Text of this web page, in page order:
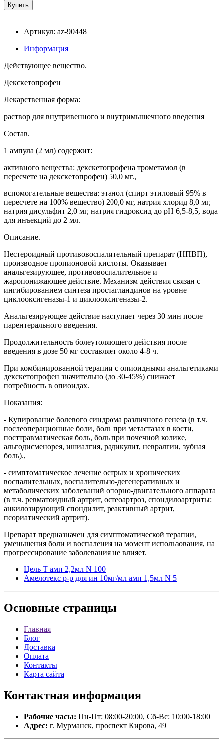
Артикул: az-90448
Информация
Действующее вещество.
Декскетопрофен
Лекарственная форма:
раствор для внутривенного и внутримышечного введения
Состав.
1 ампула (2 мл) содержит:
активного вещества: декскетопрофена трометамол (в
пересчете на декскетопрофен) 50,0 мг.,
вспомогательные вещества: этанол (спирт этиловый 95% в
пересчете на 100% вещество) 200,0 мг, натрия хлорид 8,0 мг,
натрия дисульфит 2,0 мг, натрия гидроксид до pH 6,5-8,5, вода
для инъекций до 2 мл.
Описание.
Нестероидный противовоспалительный препарат (НПВП),
производное пропионовой кислоты. Оказывает
анальгезирующее, противовоспалительное и
жаропонижающее действие. Механизм действия связан с
ингибированием синтеза простагландинов на уровне
циклооксигеназы-1 и циклооксигеназы-2.
Анальгезирующее действие наступает через 30 мин после
парентерального введения.
Продолжительность болеутоляющего действия после
введения в дозе 50 мг составляет около 4-8 ч.
При комбинированной терапии с опиоидными анальгетиками
декскетопрофен значительно (до 30-45%) снижает
потребность в опиоидах.
Показания:
- Купирование болевого синдрома различного генеза (в т.ч.
послеоперационные боли, боль при метастазах в кости,
посттравматическая боль, боль при почечной колике,
альгодисменорея, ишиалгия, радикулит, невралгии, зубная
боль).,
- симптоматическое лечение острых и хронических
воспалительных, воспалительно-дегенеративных и
метаболических заболеваний опорно-двигательного аппарата
(в т.ч. ревматоидный артрит, остеоартроз, спондилоартриты:
анкилозирующий спондилит, реактивный артрит,
псориатический артрит).
Препарат предназначен для симптоматической терапии,
уменьшения боли и воспаления на момент использования, на
прогрессирование заболевания не влияет.
Цель Т амп 2,2мл N 100
Амелотекс р-р для ин 10мг/мл амп 1,5мл N 5
Основные страницы
Главная
Блог
Доставка
Оплата
Контакты
Карта сайта
Контактная информация
Рабочие часы: Пн-Пт: 08:00-20:00, Сб-Вс: 10:00-18:00
Адрес: г. Мурманск, проспект Кирова, 49